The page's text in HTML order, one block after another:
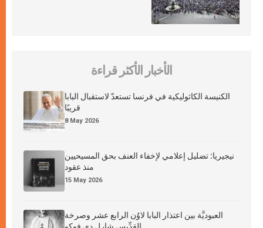
الأخبار الأكثر قراءة
الكنيسة الكاثوليكية في فرنسا تستعدّ لاستقبال البابا
قريبًا
8 May 2026
نيجيريا: تضليل إعلامي لإخفاء العنف بحق المسيحيين
منذ عقود
15 May 2026
العبوديَّة بين اعتذار البابا لاوُن الرابع عشر وصرخة